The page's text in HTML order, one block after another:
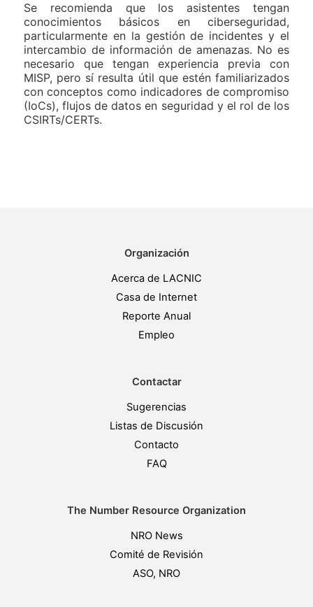
Se recomienda que los asistentes tengan
conocimientos básicos en ciberseguridad,
particularmente en la gestión de incidentes y el
intercambio de información de amenazas. No es
necesario que tengan experiencia previa con
MISP, pero sí resulta útil que estén familiarizados
con conceptos como indicadores de compromiso
(IoCs), flujos de datos en seguridad y el rol de los
CSIRTs/CERTs.
Organización
Acerca de LACNIC
Casa de Internet
Reporte Anual
Empleo
Contactar
Sugerencias
Listas de Discusión
Contacto
FAQ
The Number Resource Organization
NRO News
Comité de Revisión
ASO, NRO